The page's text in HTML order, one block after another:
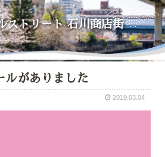
ストリート石川商店街
ルがありました
2019.03.04